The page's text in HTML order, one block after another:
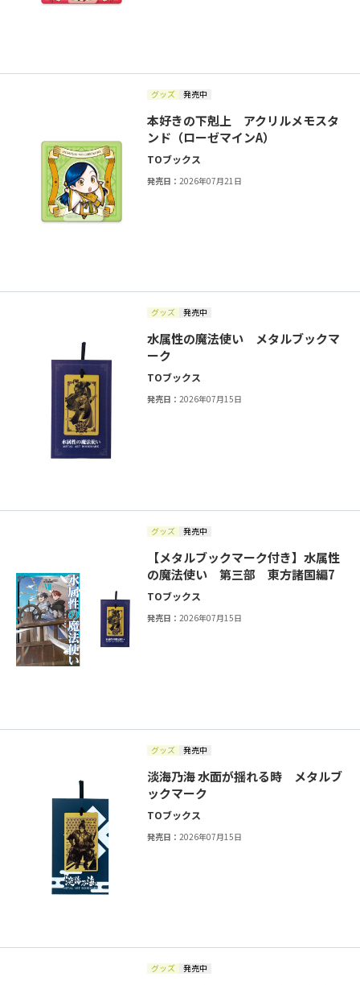
グッズ 発売中
本好きの下剋上 アクリルメモスタ
ンド（ローゼマインA）
TOブックス
発売日：2026年07月21日
グッズ 発売中
水属性の魔法使い メタルブックマ
ーク
TOブックス
発売日：2026年07月15日
グッズ 発売中
【メタルブックマーク付き】水属性
の魔法使い 第三部 東方諸国編7
TOブックス
発売日：2026年07月15日
グッズ 発売中
淡海乃海 水面が揺れる時 メタルブ
ックマーク
TOブックス
発売日：2026年07月15日
グッズ 発売中